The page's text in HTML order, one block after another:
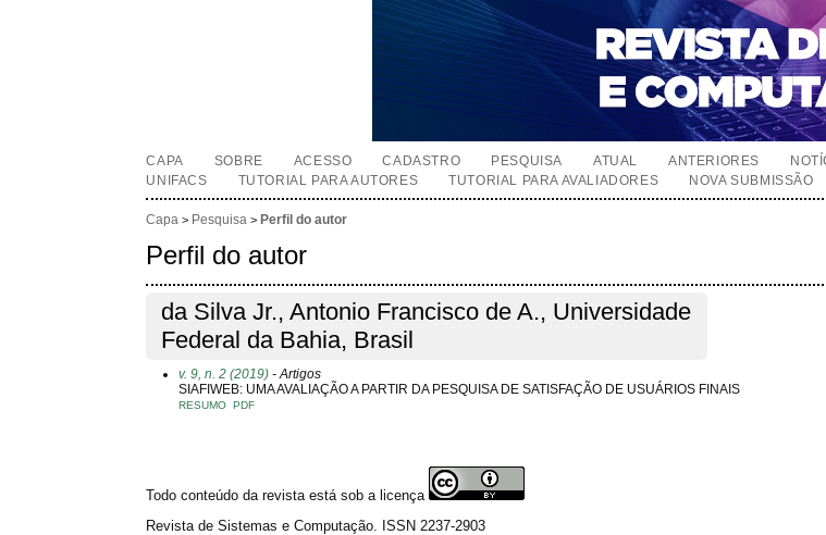
CAPA SOBRE ACESSO CADASTRO PESQUISA ATUAL ANTERIORES
UNIFACS
TUTORIAL PARA AUTORES TUTORIAL PARA AVALIADORES NOVA SUBMISSÃO
Capa > Pesquisa > Perfil do autor
Perfil do autor
da Silva Jr., Antonio Francisco de A., Universidade
Federal da Bahia, Brasil
v. 9, n. 2 (2019) - Artigos
SIAFIWEB: UMA AVALIAÇÃO A PARTIR DA PESQUISA DE SATISFAÇÃO DE USUÁRIOS FINAIS
RESUMO PDF
Todo conteúdo da revista está sob a licença
Revista de Sistemas e Computação. ISSN 2237-2903